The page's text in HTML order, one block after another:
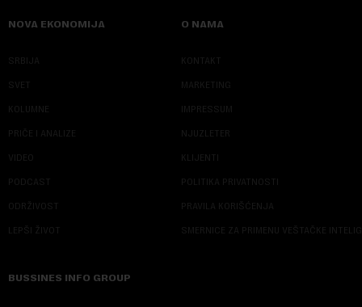
NOVA EKONOMIJA
SRBIJA
SVET
KOLUMNE
PRIČE I ANALIZE
VIDEO
PODCAST
ODRŽIVOST
LEPŠI ŽIVOT
O NAMA
KONTAKT
MARKETING
IMPRESSUM
NJUZLETER
KLIJENTI
POLITIKA PRIVATNOSTI
PRAVILA KORIŠĆENJA
SMERNICE ZA PRIMENU VEŠTAČKE
BUSSINES INFO GROUP